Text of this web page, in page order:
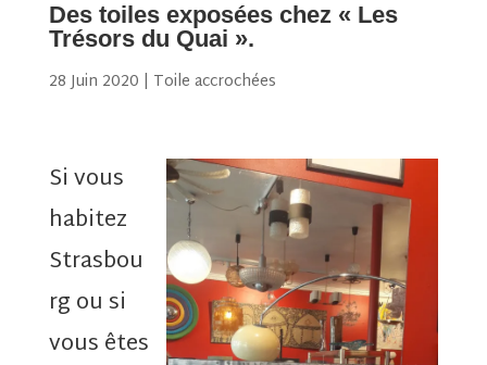
Des toiles exposées chez « Les
Trésors du Quai ».
28 Juin 2020 | Toile accrochées
Si vous
habitez
Strasbou
rg ou si
vous êtes